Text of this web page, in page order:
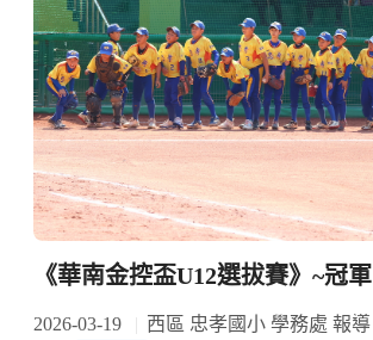
《華南金控盃U12選拔賽》~冠軍
2026-03-19 西區 忠孝國小 學務處 報導